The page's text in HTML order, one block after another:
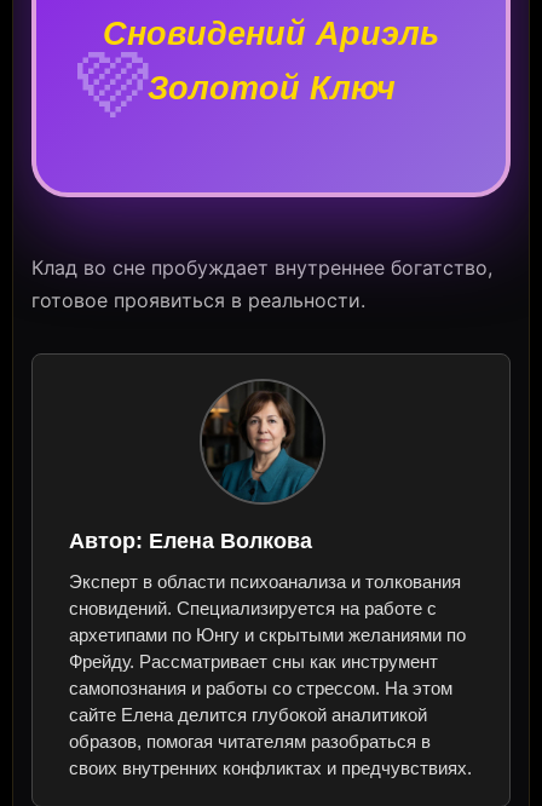
💜
Сновидений Ариэль
Золотой Ключ
Клад во сне пробуждает внутреннее богатство,
готовое проявиться в реальности.
Автор: Елена Волкова
Эксперт в области психоанализа и толкования
сновидений. Специализируется на работе с
архетипами по Юнгу и скрытыми желаниями по
Фрейду. Рассматривает сны как инструмент
самопознания и работы со стрессом. На этом
сайте Елена делится глубокой аналитикой
образов, помогая читателям разобраться в
своих внутренних конфликтах и предчувствиях.